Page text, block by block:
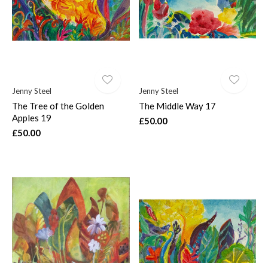
Jenny Steel
The Tree of the Golden
Apples 19
£50.00
Jenny Steel
The Middle Way 17
£50.00